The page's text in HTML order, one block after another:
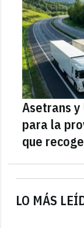
LO MÁS
Asetrans y
para la
que